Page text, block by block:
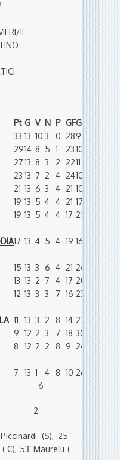
IL
Pt G V N P GFGS DR
33 13 10 3 0 289
19
2914 8 5 1 2310
13
2713 8 3 2 2211
11
23 13 7 2 4 2410 14
21 13 6 3 4 21 10 11
19 13 5 4 4 21 17
4
19 13 5 4 4 17 25 -8
17 13 4 5 4 19 16 3
15 13 3 6 4 21 26
-5
13 13 2 7 4 17 20 -3
12 13 3 3 7 16 23 -7
11 13 3 2 8 14 23 -9
9 12 2 3 7 18 30
-12
8 12 2 2 8 9 24 -15
7 13 1 4 8 10 26 -16
X 6
2
(S), 25’
C), 53’ Maurelli (